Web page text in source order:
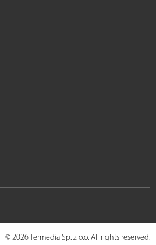
© 2026 Termedia Sp. z o.o. All rights reserved.